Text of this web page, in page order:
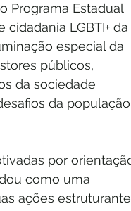
Programa Estadual
LGBTI+ da
especial da
públicos,
da sociedade
da população
por
como uma
ações